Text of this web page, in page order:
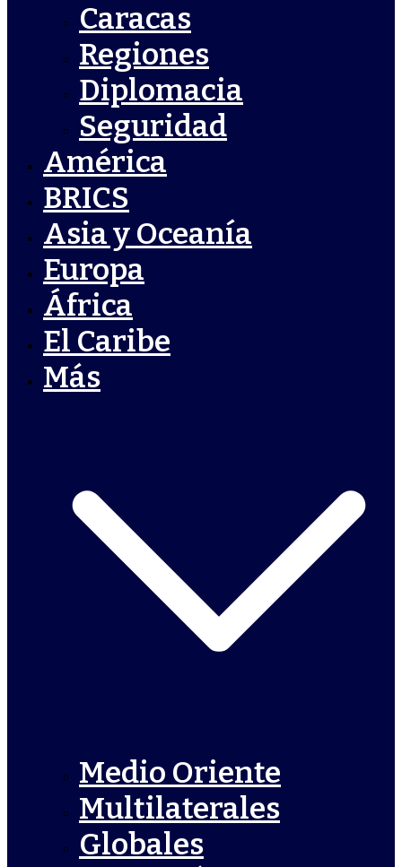
Caracas
Regiones
Diplomacia
Seguridad
América
BRICS
Asia y Oceanía
Europa
África
El Caribe
Más
Medio Oriente
Multilaterales
Globales